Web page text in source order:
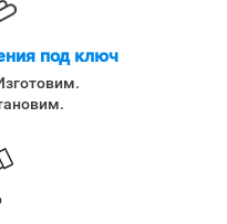
под ключ